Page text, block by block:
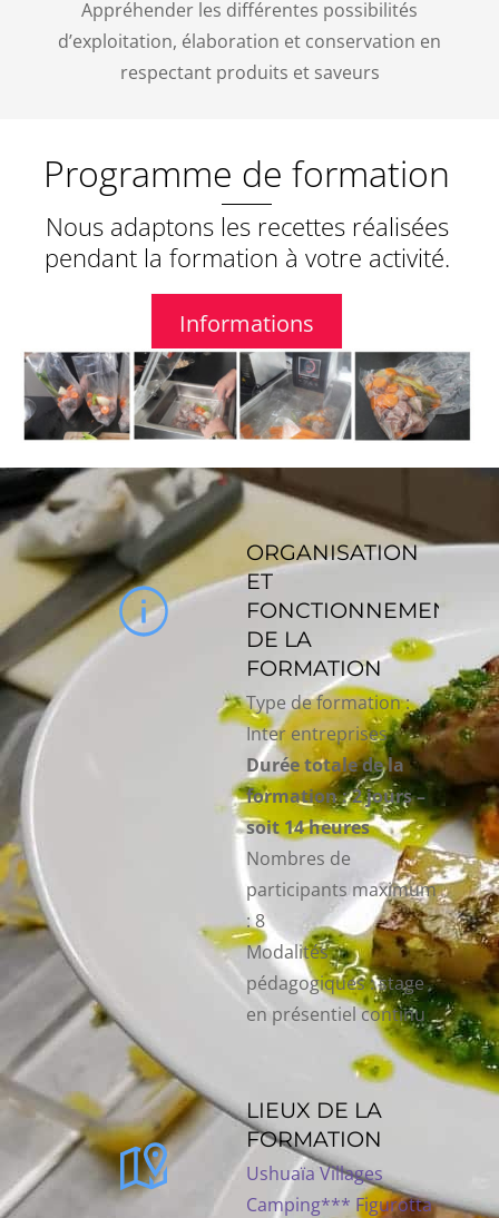
Appréhender les différentes possibilités
d’exploitation, élaboration et conservation en
respectant produits et saveurs
Programme de formation
Nous adaptons les recettes réalisées
pendant la formation à votre activité.
Informations
ORGANISATION
ET
FONCTIONNEMENT
DE LA
FORMATION
Type de formation :
Inter entreprises
Durée totale de la
formation : 2 jours –
soit 14 heures
Nombres de
participants maximum
: 8
Modalités
pédagogiques : stage
en présentiel continu
LIEUX DE LA
FORMATION
Ushuaïa Villages
Camping*** Figurotta